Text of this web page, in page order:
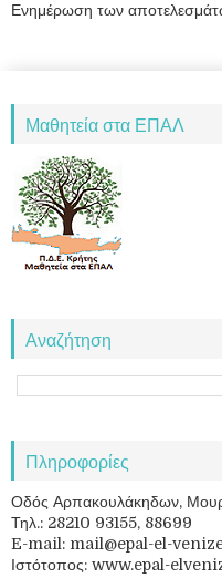
Ενημέρωση των
Μαθητεία στα ΕΠΑΛ
Αναζήτηση
Πληροφορίες
Οδός Αρπακουλάκηδων,
Τηλ.: 28210 93155, 88699
E-mail: mail@epal-el-
Ιστότοπος: www.epal-